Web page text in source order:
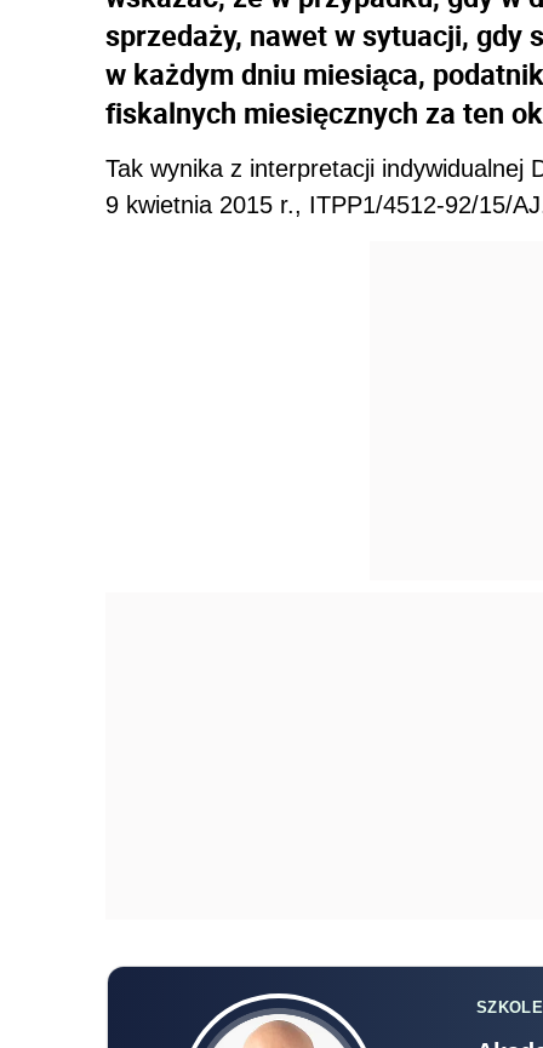
sprzedaży, nawet w sytuacji, gdy
w każdym dniu miesiąca,
fiskalnych miesięcznych za ten
Tak wynika z interpretacji indywidualnej
9 kwietnia 2015 r., ITPP1/4512-92/15/